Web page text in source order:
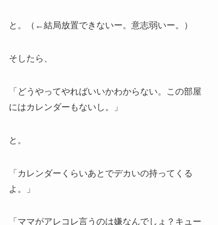
と。（←結局放置できないー。意志弱いー。）
そしたら、
「どうやってやればいいかわからない。この部屋
にはカレンダーもないし。」
と。
「カレンダーくらいあとでデカいの持ってくる
よ。」
「ママがアレコレ言うのは嫌なんでしょ？キュー